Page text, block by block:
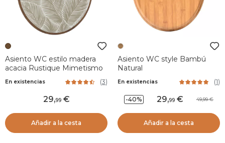
Asiento WC estilo madera
acacia Rustique Mimetismo
En existencias (3)
29,99
Añadir a la cesta
Asiento WC style Bambú
Natural
En existencias (1)
-40% 29,99 49,99
Añadir a la cesta